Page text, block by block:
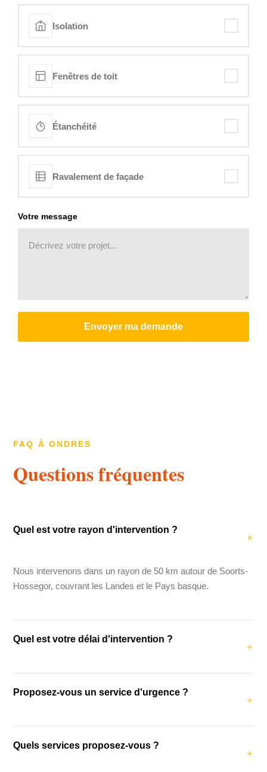
Isolation
Fenêtres de toit
Étanchéité
Ravalement de façade
Votre message
Envoyer ma demande
FAQ À ONDRES
Questions fréquentes
Quel est votre rayon d'intervention ?
Nous intervenons dans un rayon de 50 km autour de Soorts-
Hossegor, couvrant les Landes et le Pays basque.
Quel est votre délai d'intervention ?
urgences (fuites, dégâts des eaux), nous intervenons dans
Proposez-vous un service d'urgence ?
dégâts des eaux et problèmes de couverture urgents.
Quels services proposez-vous ?